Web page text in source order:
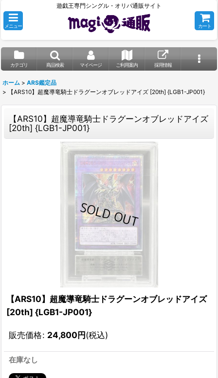
遊戯王専門シングル・オリパ通販サイト
メニュー カート
カテゴリ 商品検索 マイページ ご利用案内 採用情報
ホーム > ARS鑑定品
>
【ARS10】超魔導竜騎士ドラグーンオブレッドアイズ [20th] {LGB1-JP001}
【ARS10】超魔導竜騎士ドラグーンオブレッドアイズ
[20th] {LGB1-JP001}
【ARS10】超魔導竜騎士ドラグーンオブレッドアイズ
[20th] {LGB1-JP001}
販売価格: 24,800円(税込)
在庫なし